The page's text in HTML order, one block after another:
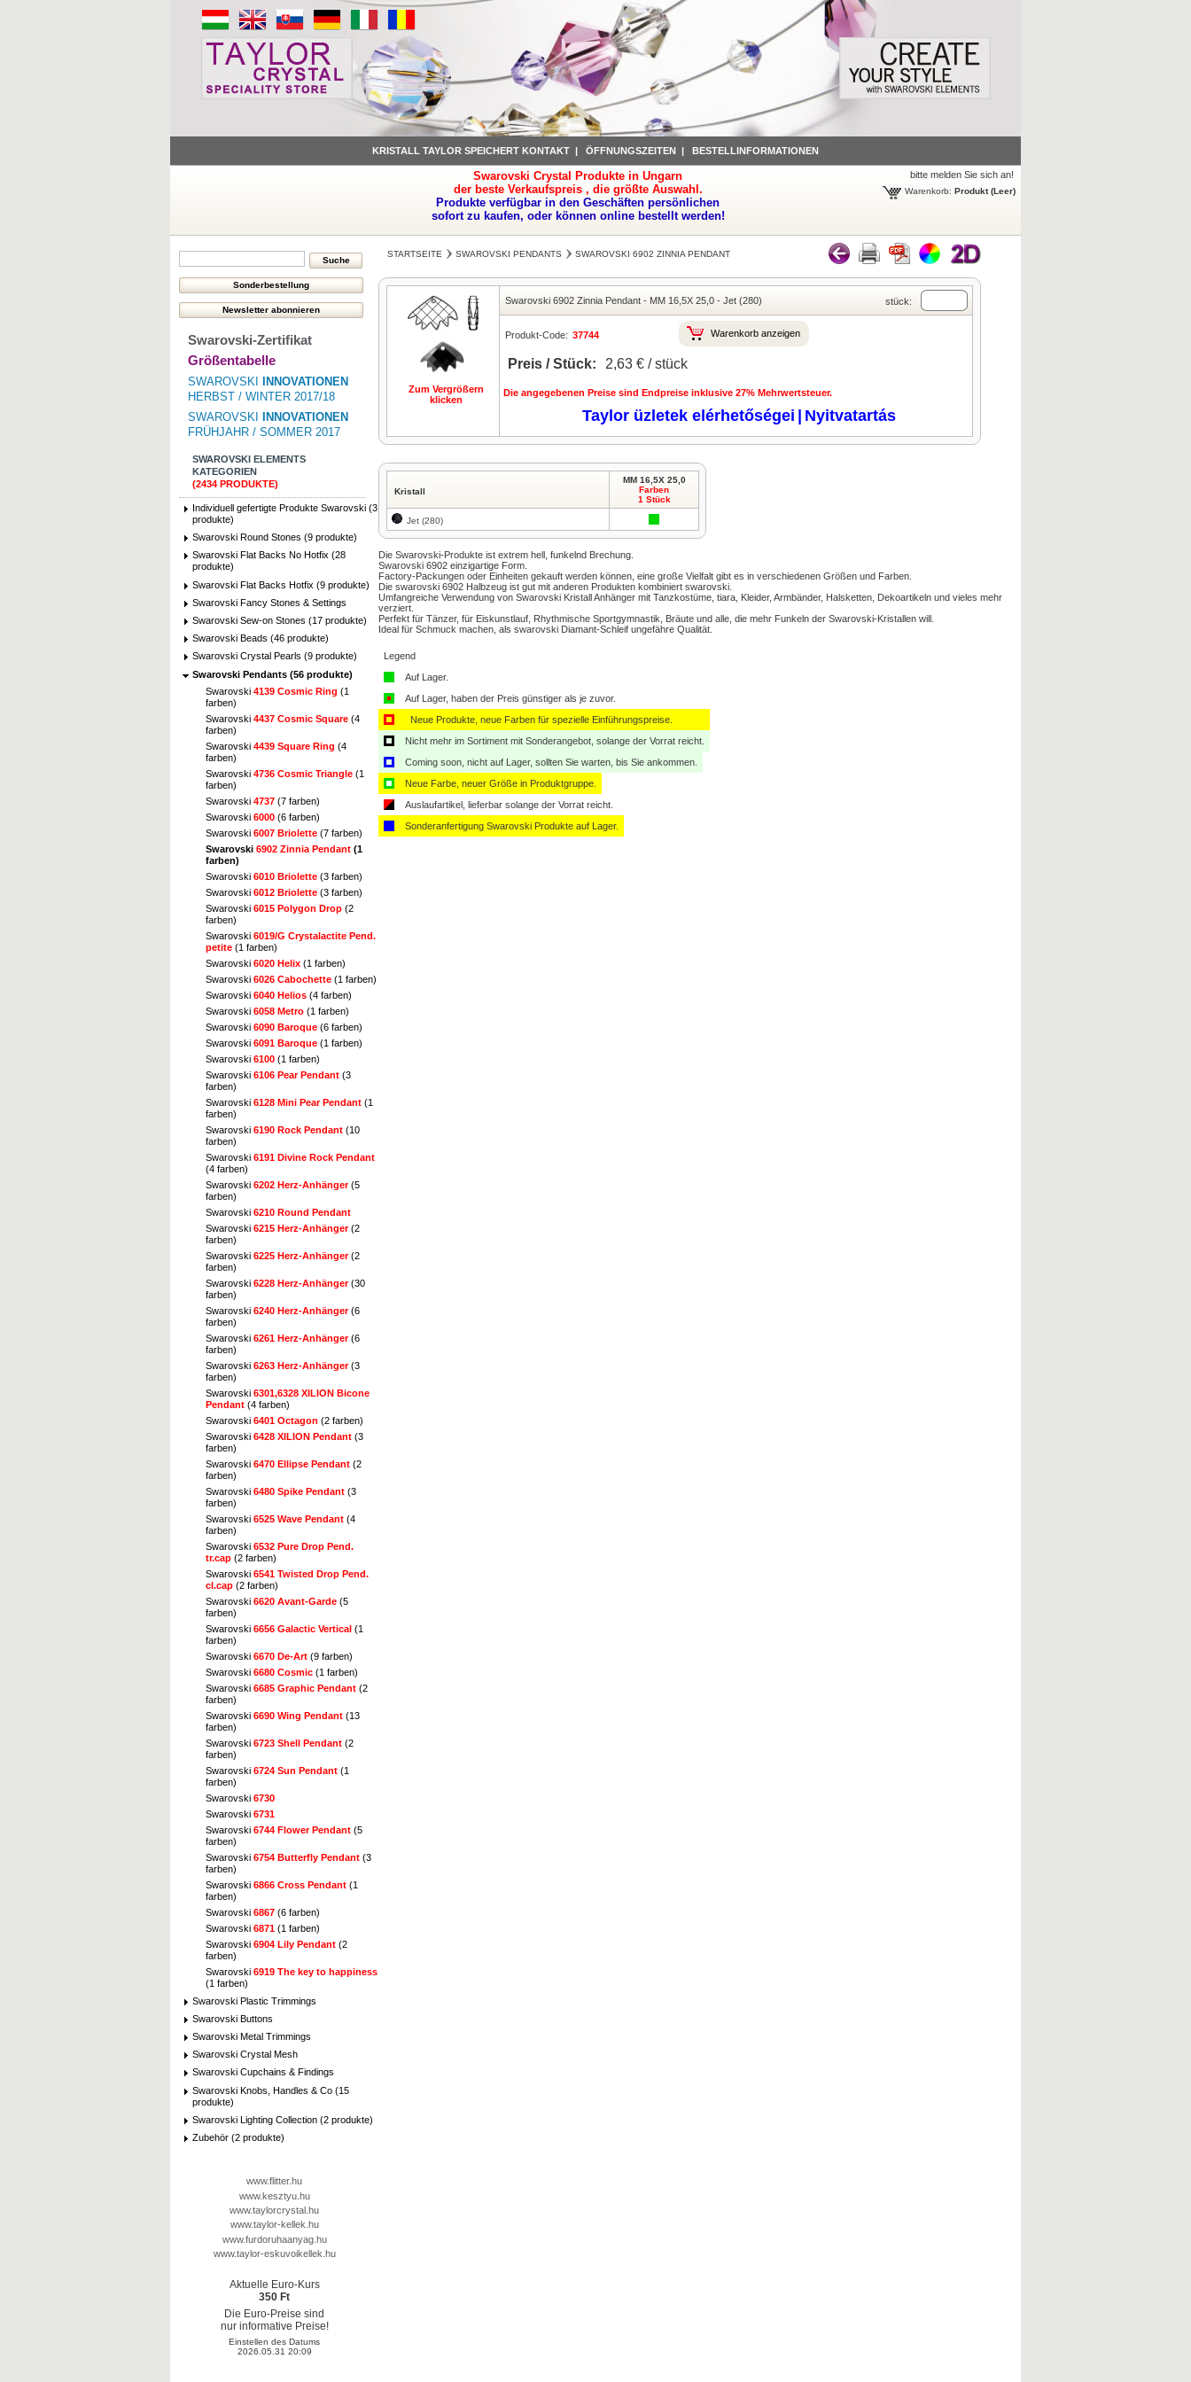
KRISTALL TAYLOR SPEICHERT KONTAKT | ÖFFNUNGSZEITEN | BESTELLINFORMATIONEN
Swarovski Crystal Produkte in Ungarn
der beste Verkaufspreis , die größte Auswahl.
Produkte verfügbar in den Geschäften persönlichen
sofort zu kaufen, oder können online bestellt werden!
bitte melden Sie sich an!
Warenkorb: Produkt (Leer)
Swarovski-Zertifikat
Größentabelle
SWAROVSKI
INNOVATIONEN
HERBST / WINTER 2017/18
SWAROVSKI
INNOVATIONEN
FRÜHJAHR / SOMMER 2017
SWAROVSKI ELEMENTS
KATEGORIEN
(2434 PRODUKTE)
Individuell gefertigte Produkte Swarovski (3
produkte)
Swarovski Round Stones (9 produkte)
Swarovski Flat Backs No Hotfix (28
produkte)
Swarovski Flat Backs Hotfix (9 produkte)
Swarovski Fancy Stones & Settings
Swarovski Sew-on Stones (17 produkte)
Swarovski Beads (46 produkte)
Swarovski Crystal Pearls (9 produkte)
Swarovski Pendants (56 produkte)
Swarovski 4139 Cosmic Ring (1
farben)
Swarovski 4437 Cosmic Square (4
farben)
Swarovski 4439 Square Ring (4
farben)
Swarovski 4736 Cosmic Triangle (1
farben)
Swarovski 4737 (7 farben)
Swarovski 6000 (6 farben)
Swarovski 6007 Briolette (7 farben)
Swarovski 6902 Zinnia Pendant (1
farben)
Swarovski 6010 Briolette (3 farben)
Swarovski 6012 Briolette (3 farben)
Swarovski 6015 Polygon Drop (2
farben)
Swarovski 6019/G Crystalactite Pend.
petite (1 farben)
Swarovski 6020 Helix (1 farben)
Swarovski 6026 Cabochette (1 farben)
Swarovski 6040 Helios (4 farben)
Swarovski 6058 Metro (1 farben)
Swarovski 6090 Baroque (6 farben)
Swarovski 6091 Baroque (1 farben)
Swarovski 6100 (1 farben)
Swarovski 6106 Pear Pendant (3
farben)
Swarovski 6128 Mini Pear Pendant (1
farben)
Swarovski 6190 Rock Pendant (10
farben)
Swarovski 6191 Divine Rock Pendant
(4 farben)
Swarovski 6202 Herz-Anhänger(5
farben)
Swarovski 6210 Round Pendant
Swarovski 6215 Herz-Anhänger(2
farben)
Swarovski 6225 Herz-Anhänger(2
farben)
Swarovski 6228 Herz-Anhänger(30
farben)
Swarovski 6240 Herz-Anhänger(6
farben)
Swarovski 6261 Herz-Anhänger(6
farben)
Swarovski 6263 Herz-Anhänger(3
farben)
Swarovski 6301,6328 XILION Bicone
Pendant (4 farben)
Swarovski 6401 Octagon (2 farben)
Swarovski 6428 XILION Pendant (3
farben)
Swarovski 6470 Ellipse Pendant (2
farben)
Swarovski 6480 Spike Pendant (3
farben)
Swarovski 6525 Wave Pendant (4
farben)
Swarovski 6532 Pure Drop Pend.
tr.cap (2 farben)
Swarovski 6541 Twisted Drop Pend.
cl.cap (2 farben)
Swarovski 6620 Avant-Garde (5
farben)
Swarovski 6656 Galactic Vertical (1
farben)
Swarovski 6670 De-Art (9 farben)
Swarovski 6680 Cosmic (1 farben)
Swarovski 6685 Graphic Pendant (2
farben)
Swarovski 6690 Wing Pendant (13
farben)
Swarovski 6723 Shell Pendant (2
farben)
Swarovski 6724 Sun Pendant (1
farben)
Swarovski 6730
Swarovski 6731
Swarovski 6744 Flower Pendant (5
farben)
Swarovski 6754 Butterfly Pendant (3
farben)
Swarovski 6866 Cross Pendant (1
farben)
Swarovski 6867 (6 farben)
Swarovski 6871 (1 farben)
Swarovski 6904 Lily Pendant (2
farben)
Swarovski 6919 The key to happiness
(1 farben)
Swarovski Plastic Trimmings
Swarovski Buttons
Swarovski Metal Trimmings
Swarovski Crystal Mesh
Swarovski Cupchains & Findings
Swarovski Knobs, Handles & Co (15
produkte)
Swarovski Lighting Collection (2 produkte)
Zubehör (2 produkte)
www.flitter.hu
www.kesztyu.hu
www.taylorcrystal.hu
www.taylor-kellek.hu
www.furdoruhaanyag.hu
www.taylor-eskuvoikellek.hu
Aktuelle Euro-Kurs
350 Ft
Die Euro-Preise sind
nur informative Preise!
Einstellen des Datums
2026.05.31 20:09
STARTSEITE SWAROVSKI PENDANTS SWAROVSKI 6902 ZINNIA PENDANT
Zum Vergrößern
klicken
Swarovski 6902 Zinnia Pendant - MM 16,5X 25,0 - Jet (280) stück:
Produkt-Code: 37744 Warenkorb anzeigen
Preis / Stück: 2,63 € / stück
Die angegebenen Preise sind Endpreise inklusive 27% Mehrwertsteuer.
Taylor üzletek elérhetőségei Nyitvatartás
Kristall
MM 16,5X 25,0
Farben
1 Stück
Jet (280)
Die Swarovski-Produkte ist extrem hell, funkelnd Brechung.
Swarovski 6902 einzigartige Form.
Factory-Packungen oder Einheiten gekauft werden können, eine große Vielfalt gibt es in verschiedenen Größen und Farben.
Die swarovski 6902 Halbzeug ist gut mit anderen Produkten kombiniert swarovski.
Umfangreiche Verwendung von Swarovski Kristall Anhänger mit Tanzkostüme, tiara, Kleider, Armbänder, Halsketten, Dekoartikeln und vieles mehr
verziert.
Perfekt für Tänzer, für Eiskunstlauf, Rhythmische Sportgymnastik, Bräute und alle, die mehr Funkeln der Swarovski-Kristallen will.
Ideal für Schmuck machen, als swarovski Diamant-Schleif ungefähre Qualität.
Legend
Auf Lager.
Auf Lager, haben der Preis günstiger als je zuvor.
Neue Produkte, neue Farben für spezielle Einführungspreise.
Nicht mehr im Sortiment mit Sonderangebot, solange der Vorrat reicht.
Coming soon, nicht auf Lager, sollten Sie warten, bis Sie ankommen.
Neue Farbe, neuer Größe in Produktgruppe.
Auslaufartikel, lieferbar solange der Vorrat reicht.
Sonderanfertigung Swarovski Produkte auf Lager.